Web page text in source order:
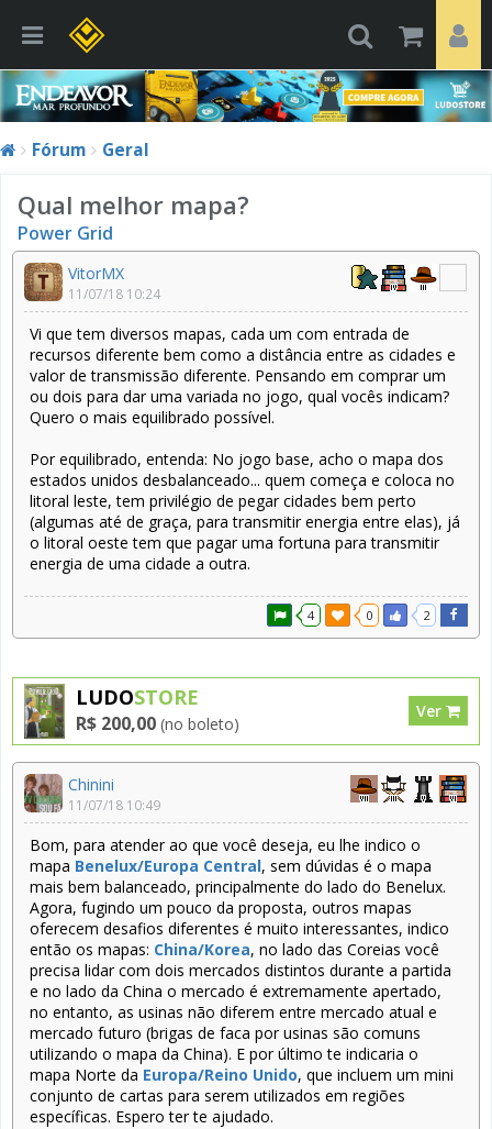
Fórum Geral
Qual melhor mapa?
Power Grid
VitorMX
11/07/18 10:24
Vi que tem diversos mapas, cada um com entrada de
recursos diferente bem como a distância entre as cidades e
valor de transmissão diferente. Pensando em comprar um
ou dois para dar uma variada no jogo, qual vocês indicam?
Quero o mais equilibrado possível.
Por equilibrado, entenda: No jogo base, acho o mapa dos
estados unidos desbalanceado... quem começa e coloca no
litoral leste, tem privilégio de pegar cidades bem perto
(algumas até de graça, para transmitir energia entre elas), já
o litoral oeste tem que pagar uma fortuna para transmitir
energia de uma cidade a outra.
4 0 2
LUDOSTORE
R$ 200,00 (no boleto)
Ver
Chinini
11/07/18 10:49
Bom, para atender ao que você deseja, eu lhe indico o
mapa Benelux/Europa Central, sem dúvidas é o mapa
mais bem balanceado, principalmente do lado do Benelux.
Agora, fugindo um pouco da proposta, outros mapas
oferecem desafios diferentes é muito interessantes, indico
então os mapas: China/Korea, no lado das Coreias você
precisa lidar com dois mercados distintos durante a partida
e no lado da China o mercado é extremamente apertado,
no entanto, as usinas não diferem entre mercado atual e
mercado futuro (brigas de faca por usinas são comuns
utilizando o mapa da China). E por último te indicaria o
mapa Norte da Europa/Reino Unido, que incluem um mini
conjunto de cartas para serem utilizados em regiões
específicas. Espero ter te ajudado.